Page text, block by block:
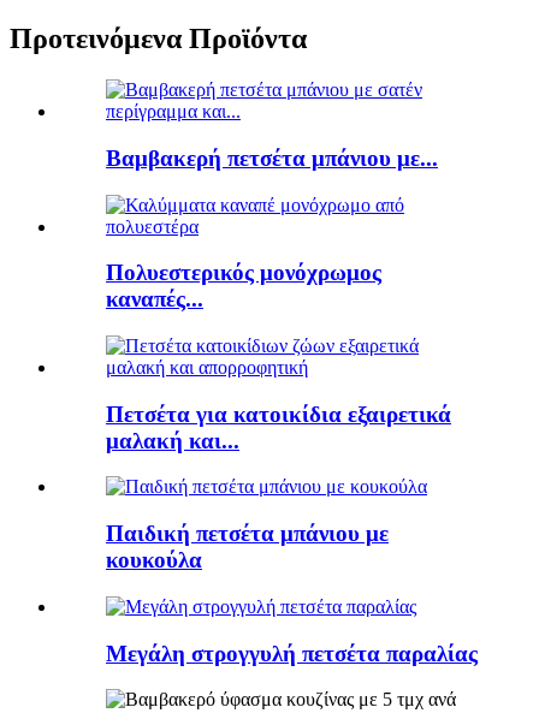
Προτεινόμενα Προϊόντα
Βαμβακερή πετσέτα μπάνιου με...
Πολυεστερικός μονόχρωμος
καναπές...
Πετσέτα για κατοικίδια εξαιρετικά
μαλακή και...
Παιδική πετσέτα μπάνιου με
κουκούλα
Μεγάλη στρογγυλή πετσέτα παραλίας